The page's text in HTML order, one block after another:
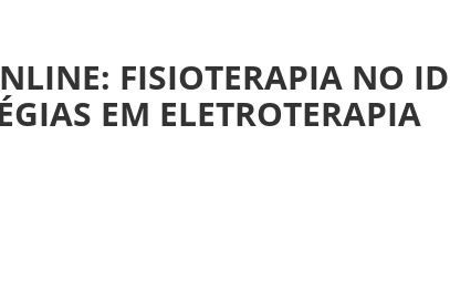
FISIOTERAPIA NO
EM ELETROTERAPIA